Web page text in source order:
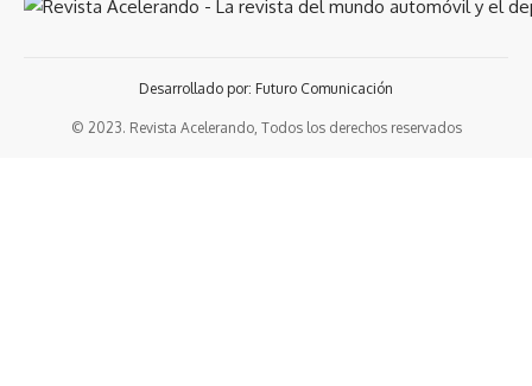
© 2023. Revista Acelerando, Todos los derechos reservados
Desarrollado por: Futuro Comunicación